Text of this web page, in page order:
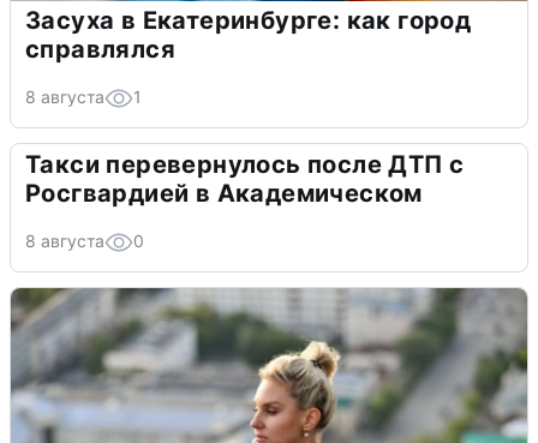
Засуха в Екатеринбурге: как город
справлялся
8 августа 1
Такси перевернулось после ДТП с
Росгвардией в Академическом
8 августа 0